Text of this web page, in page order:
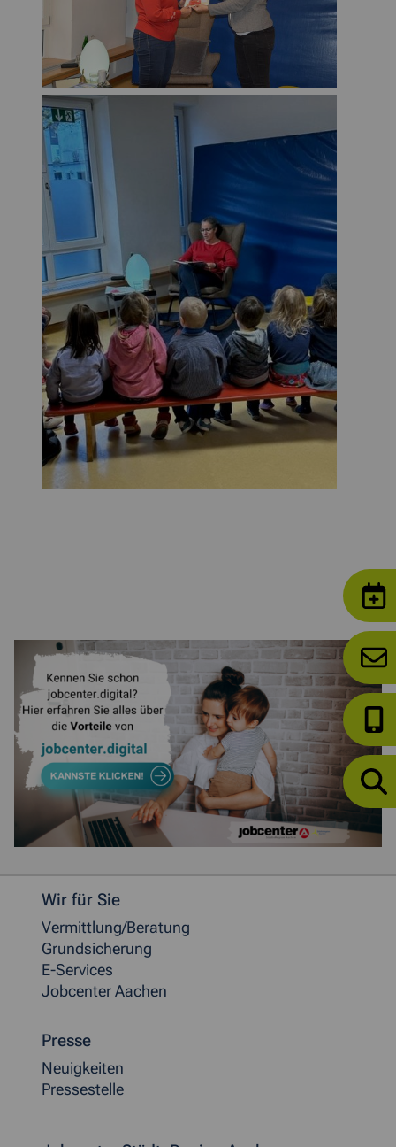
Weitere allgemeine Informationen
Wir für Sie
Vermittlung/Beratung
Grundsicherung
E-Services
Jobcenter Aachen
Presse
Neuigkeiten
Pressestelle